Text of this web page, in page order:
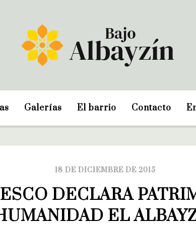
Galerías El barrio Contacto
18 DE DICIEMBRE DE 2015
DECLARA
EL